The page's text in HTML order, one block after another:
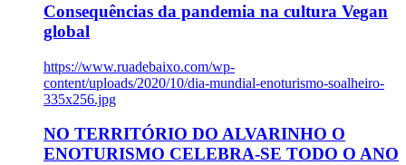
Consequências da pandemia na cultura Vegan
global
https://www.ruadebaixo.com/wp-
content/uploads/2020/10/dia-mundial-enoturismo-soalheiro-
335x256.jpg
NO TERRITÓRIO DO ALVARINHO O
ENOTURISMO CELEBRA-SE TODO O ANO